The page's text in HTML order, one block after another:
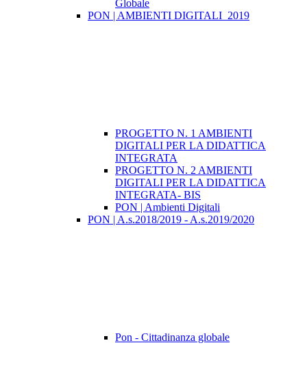
Globale
PON | AMBIENTI DIGITALI_2019
PROGETTO N. 1 AMBIENTI
DIGITALI PER LA DIDATTICA
INTEGRATA
PROGETTO N. 2 AMBIENTI
DIGITALI PER LA DIDATTICA
INTEGRATA- BIS
PON | Ambienti Digitali
PON | A.s.2018/2019 - A.s.2019/2020
Pon - Cittadinanza globale